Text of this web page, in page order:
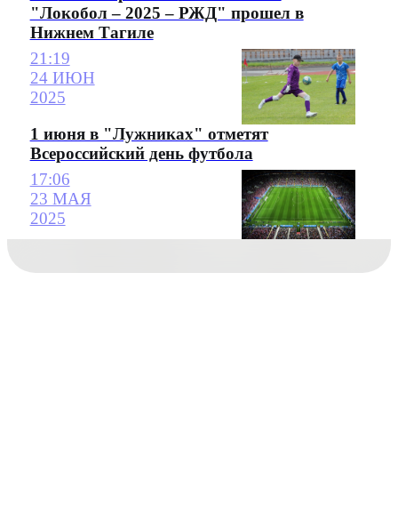
"Локобол – 2025 – РЖД" прошел в
Нижнем Тагиле
21:19
24 ИЮН
2025
1 июня в "Лужниках" отметят
Всероссийский день футбола
17:06
23 МАЯ
2025